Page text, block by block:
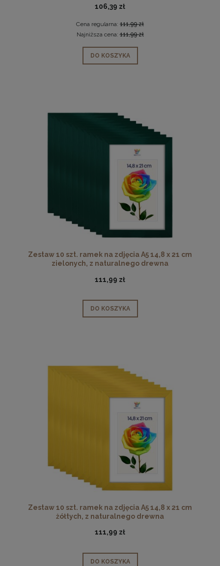
106,39 zł
Cena regularna: 111,99 zł
Najniższa cena:111,99 zł
DO KOSZYKA
Zestaw 10 szt. ramek na zdjęcia A5 14,8 x 21 cm
zielonych, z naturalnego drewna
111,99 zł
DO KOSZYKA
Zestaw 10 szt. ramek na zdjęcia A5 14,8 x 21 cm
żółtych, z naturalnego drewna
111,99 zł
DO KOSZYKA